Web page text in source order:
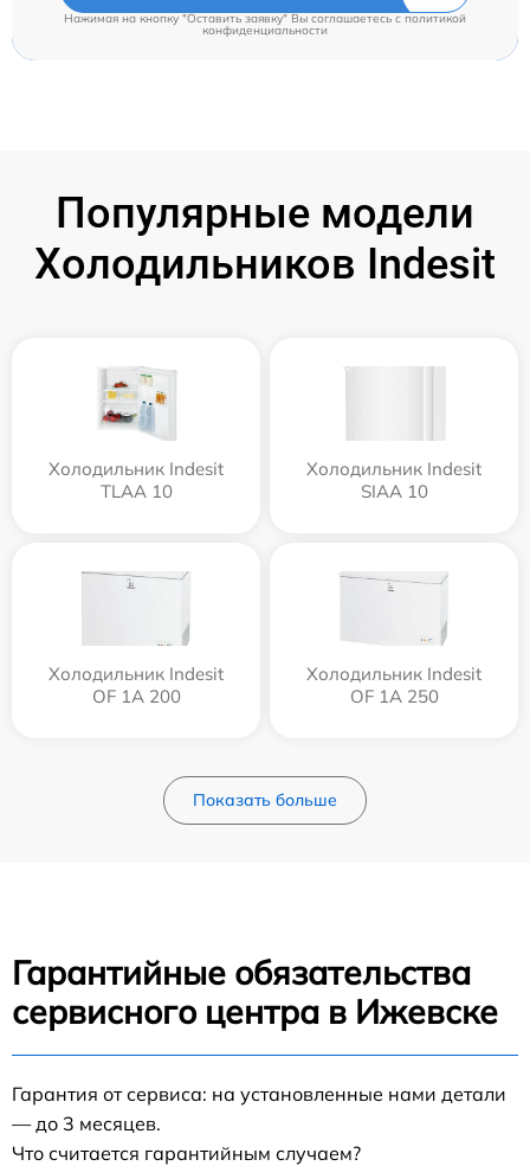
Нажимая на кнопку "Оставить заявку" Вы соглашаетесь cполитикой
конфиденциальности
Популярные модели
Холодильников Indesit
Холодильник Indesit
TLAA 10
Холодильник Indesit
SIAA 10
Холодильник Indesit
OF 1A 200
Холодильник Indesit
OF 1A 250
Показать больше
Гарантийные обязательства
сервисного центра в Ижевске
Гарантия от сервиса: на установленные нами детали
— до 3 месяцев.
Что считается гарантийным случаем?